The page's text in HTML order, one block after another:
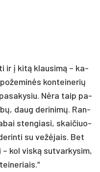
ir į ki­tą klau­si­mą – ka­
kon­tei­ne­rių
Nė­ra taip pa­
daug de­ri­ni­mų. Ran­
sten­gia­si, skai­čiuo­
su ve­žė­jais. Bet
kol vis­ką su­tvar­ky­sim,